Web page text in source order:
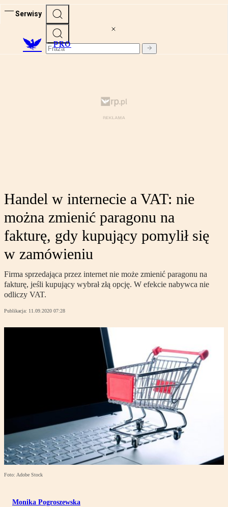
Serwisy
PRO
Handel w internecie a VAT: nie
można zmienić paragonu na
fakturę, gdy kupujący pomylił się
w zamówieniu
Firma sprzedająca przez internet nie może zmienić paragonu na
fakturę, jeśli kupujący wybrał złą opcję. W efekcie nabywca nie
odliczy VAT.
Publikacja: 11.09.2020 07:28
Foto: Adobe Stock
Monika Pogroszewska